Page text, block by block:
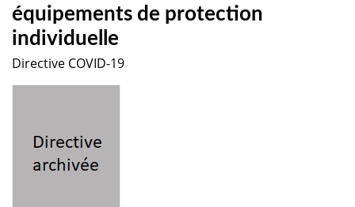
équipements de protection
individuelle
Directive COVID-19